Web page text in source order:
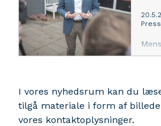
for
I vores nyhedsrum kan du
tilgå materiale i form af
vores kontaktoplysninger.